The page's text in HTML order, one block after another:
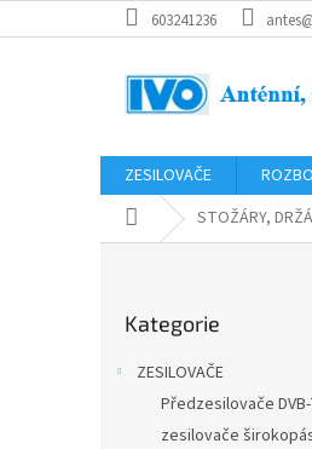
na
603241236
ZESILOVAČE
Domů STOŽÁRY,
kategorie
Kategorie
ZESILOVAČE
Předzesilovače
zesilovače